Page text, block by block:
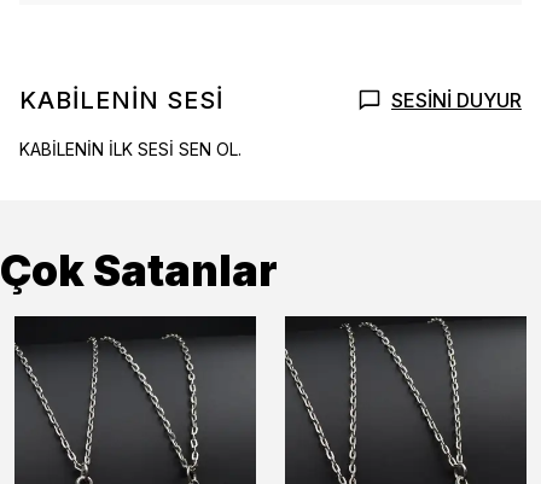
KABİLENİN SESİ SESİNİ DUYUR
KABİLENİN İLK SESİ SEN OL.
Çok Satanlar